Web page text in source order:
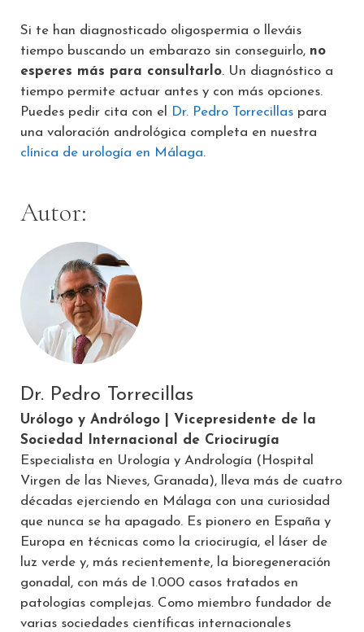
Si te han diagnosticado oligospermia o lleváis
tiempo buscando un embarazo sin conseguirlo, no
esperes más para consultarlo. Un diagnóstico a
tiempo permite actuar antes y con más opciones.
Puedes pedir cita con el
Dr. Pedro Torrecillas para
una valoración andrológica completa en nuestra
clínica de urología en Málaga.
Autor:
Dr. Pedro Torrecillas
Urólogo y Andrólogo | Vicepresidente de la
Sociedad Internacional de Criocirugía
Especialista en Urología y Andrología (Hospital
Virgen de las Nieves, Granada), lleva más de cuatro
décadas ejerciendo en Málaga con una curiosidad
que nunca se ha apagado. Es pionero en España y
Europa en técnicas como la criocirugía, el láser de
luz verde y, más recientemente, la bioregeneración
gonadal, con más de 1.000 casos tratados en
patologías complejas. Como miembro fundador de
varias sociedades científicas internacionales